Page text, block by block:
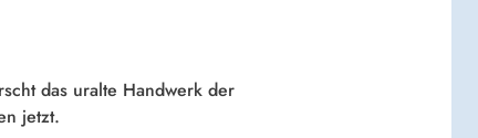
das uralte Handwerk der
jetzt.